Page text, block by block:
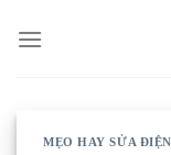
qua
MẸO HAY SỬA